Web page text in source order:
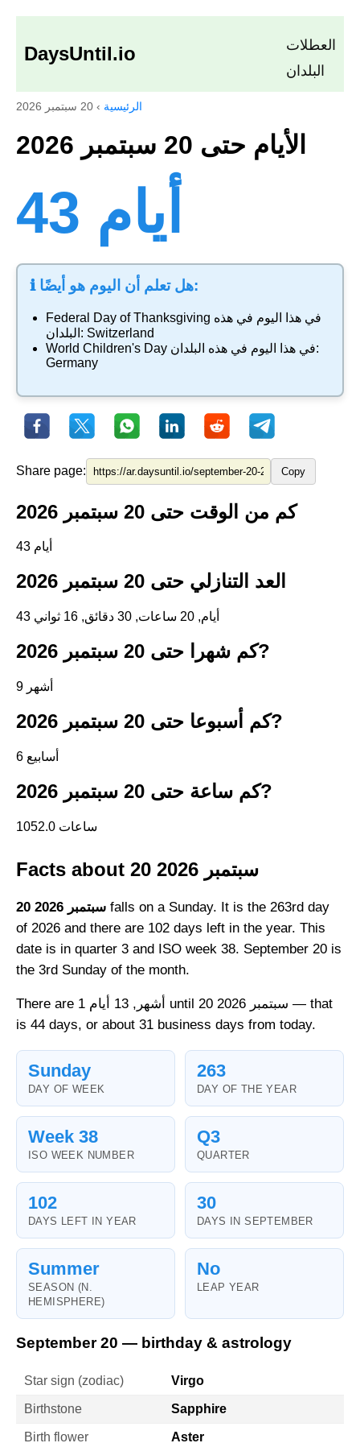
DaysUntil.io
العطلات
البلدان
الرئيسية › 20 سبتمبر 2026
الأيام حتى 20 سبتمبر 2026
43 أيام
ℹ️ هل تعلم أن اليوم هو أيضًا:
Federal Day of Thanksgiving
البلدان: Switzerland
World Children's Day
في هذا اليوم في هذه البلدان:
Germany
Share page: Copy
كم من الوقت حتى 20 سبتمبر 2026
43 أيام
العد التنازلي حتى 20 سبتمبر 2026
43 أيام, 20 ساعات, 30 دقائق, 16 ثواني
كم شهرا حتى 20 سبتمبر 2026?
9 أشهر
كم أسبوعا حتى 20 سبتمبر 2026?
6 أسابيع
كم ساعة حتى 20 سبتمبر 2026?
1052.0 ساعات
Facts about 20 سبتمبر 2026
20 سبتمبر 2026 falls on a Sunday. It is the 263rd day
of 2026 and there are 102 days left in the year. This
date is in quarter 3 and ISO week 38. September 20 is
the 3rd Sunday of the month.
There are 1 أشهر, 13 أيام until 20 سبتمبر 2026 — that
is 44 days, or about 31 business days from today.
Sunday
DAY OF WEEK
263
DAY OF THE YEAR
Week 38
ISO WEEK NUMBER
Q3
QUARTER
102
DAYS LEFT IN YEAR
30
DAYS IN SEPTEMBER
Summer
SEASON (N.
HEMISPHERE)
No
LEAP YEAR
September 20 — birthday & astrology
Star sign (zodiac) Virgo
Birthstone Sapphire
Birth flower Aster